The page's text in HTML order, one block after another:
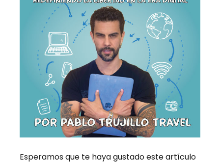
Esperamos que te haya gustado este artículo